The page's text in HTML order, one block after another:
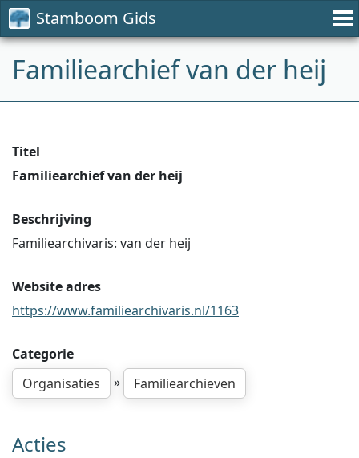
Stamboom Gids
Familiearchief van der heij
Titel
Familiearchief van der heij
Beschrijving
Familiearchivaris: van der heij
Website adres
https://www.familiearchivaris.nl/1163
Categorie
Organisaties
» Familiearchieven
Acties